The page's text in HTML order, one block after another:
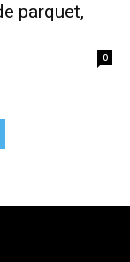
parquet,
0